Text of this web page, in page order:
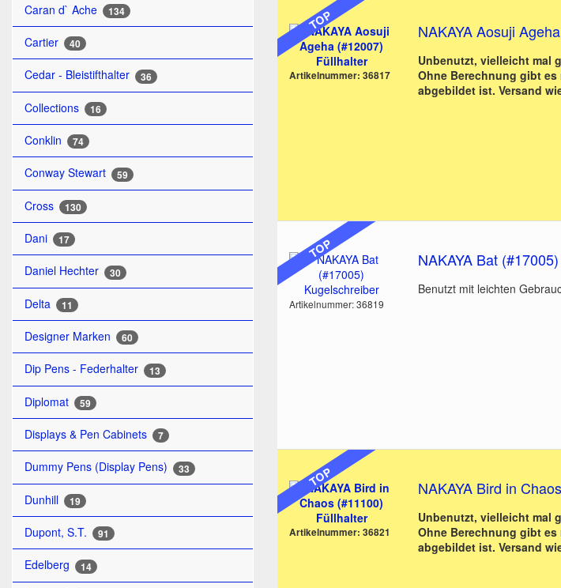
Caran d` Ache 134
Cartier 40
Cedar - Bleistifthalter 36
Collections 16
Conklin 74
Conway Stewart 59
Cross 130
Dani 17
Daniel Hechter 30
Delta 11
Designer Marken 60
Dip Pens - Federhalter 13
Diplomat 59
Displays & Pen Cabinets 7
Dummy Pens (Display Pens) 33
Dunhill 19
Dupont, S.T. 91
Edelberg 14
TOP
Artikelnummer: 36817
NAKAYA Aosuji
Unbenutzt, vielleicht mal
Ohne Berechnung gibt
abgebildet ist. Versand
TOP
Artikelnummer: 36819
NAKAYA Bat
Benutzt mit leichten
TOP
Artikelnummer: 36821
NAKAYA Bird in
Unbenutzt, vielleicht mal
Ohne Berechnung gibt
abgebildet ist. Versand